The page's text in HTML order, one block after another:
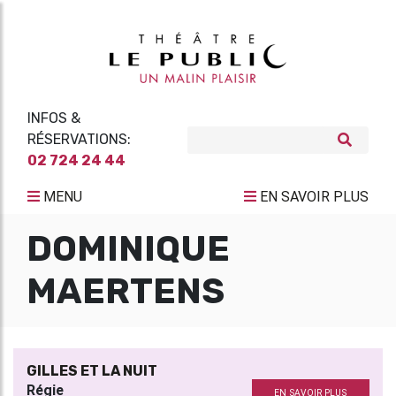
INFOS &
RÉSERVATIONS:
02 724 24 44
MENU EN SAVOIR PLUS
DOMINIQUE
MAERTENS
GILLES ET LA NUIT
Régie EN SAVOIR PLUS